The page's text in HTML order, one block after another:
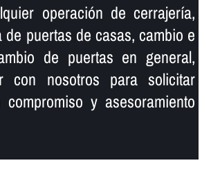
operación de cerrajerí­a,
puertas de casas, cambio e
de puertas en general,
con nosotros para solicitar
y asesoramiento